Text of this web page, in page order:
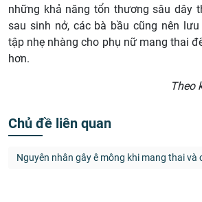
những khả năng tổn thương sâu dây
sau sinh nở, các bà bầu cũng nên
tập nhẹ nhàng cho phụ nữ mang thai
hơn.
Theo
Chủ đề liên quan
Nguyên nhân gây ê mông khi mang thai và